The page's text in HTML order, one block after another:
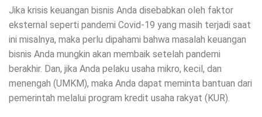
Jika krisis keuangan bisnis Anda disebabkan oleh faktor
eksternal seperti pandemi Covid-19 yang masih terjadi saat
ini misalnya, maka perlu dipahami bahwa masalah keuangan
bisnis Anda mungkin akan membaik setelah pandemi
berakhir. Dan, jika Anda pelaku usaha mikro, kecil, dan
menengah (UMKM), maka Anda dapat meminta bantuan dari
pemerintah melalui program kredit usaha rakyat (KUR).